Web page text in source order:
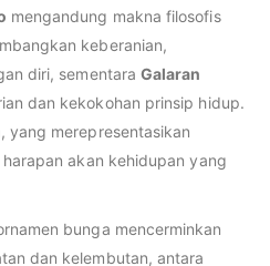
mengandung makna filosofis
keberanian,
diri, sementaraGalaran
dan kekokohan prinsip hidup.
yang merepresentasikan
akan kehidupan yang
bunga mencerminkan
dan kelembutan, antara